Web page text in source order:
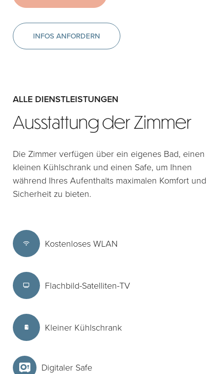
INFOS ANFORDERN
ALLE DIENSTLEISTUNGEN
Ausstattung der Zimmer
Die Zimmer verfügen über ein eigenes Bad, einen
kleinen Kühlschrank und einen Safe, um Ihnen
während Ihres Aufenthalts maximalen Komfort und
Sicherheit zu bieten.
Kostenloses WLAN
Flachbild-Satelliten-TV
Kleiner Kühlschrank
Digitaler Safe